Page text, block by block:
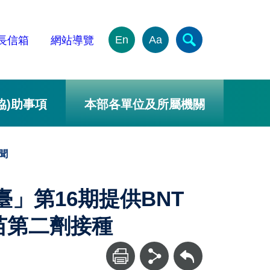
信箱 網站導覽 En Aa
)助事項 本部各單位及所屬機關
」第16期提供BNT
第二劑接種
回上一頁